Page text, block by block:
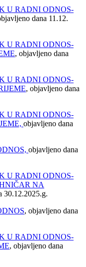
U RADNI ODNOS-
dana 11.12.
U RADNI ODNOS-
, objavljeno dana
U RADNI ODNOS-
, objavljeno dana
U RADNI ODNOS-
objavljeno dana
objavljeno dana
U RADNI ODNOS-
NA
30.12.2025.g.
, objavljeno dana
U RADNI ODNOS-
, objavljeno dana